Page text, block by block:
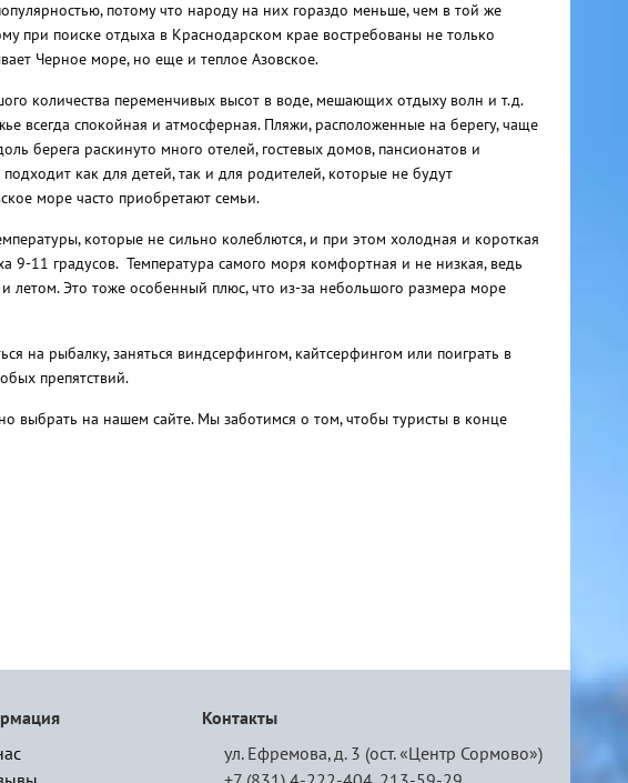
потому что народу на них гораздо меньше, чем в той же
при поиске отдыха в Краснодарском крае востребованы не только
Черное море, но еще и теплое Азовское.
количества переменчивых высот в воде, мешающих отдыху волн и т.д.
всегда спокойная и атмосферная. Пляжи, расположенные на берегу, чаще
берега раскинуто много отелей, гостевых домов, пансионатов и
как для детей, так и для родителей, которые не будут
море часто приобретают семьи.
которые не сильно колеблются, и при этом холодная и короткая
9-11 градусов. Температура самого моря комфортная и не низкая, ведь
летом. Это тоже особенный плюс, что из-за небольшого размера море
на рыбалку, заняться виндсерфингом, кайтсерфингом или поиграть в
препятствий.
выбрать на нашем сайте. Мы заботимся о том, чтобы туристы в конце
Контакты
ул. Ефремова, д. 3 (ост. «Центр Сормово»)